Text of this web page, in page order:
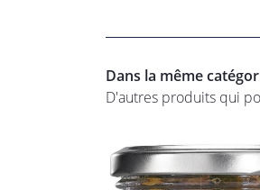
Dans la même
D'autres produits qui